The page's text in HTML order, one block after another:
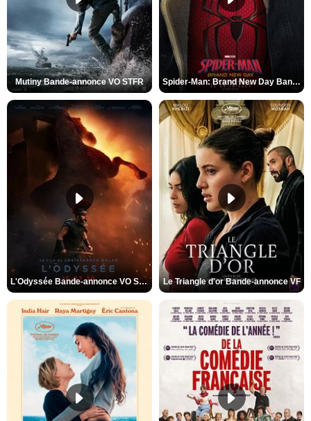
Mutiny Bande-annonce VO STFR Spider-Man: Brand New Day Bande-annonce VO STFR
L'Odyssée Bande-annonce VO STFR Le Triangle d'or Bande-annonce VF